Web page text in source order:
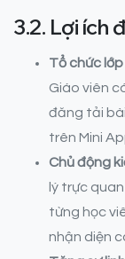
3.2. Lợi ích
Tổ chức
Giáo viên
đăng tải
trên Mini
Chủ động
lý trực
từng học
nhận diện